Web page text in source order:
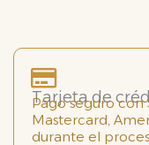
Tarjeta de
Pago seguro con
Mastercard,
durante el